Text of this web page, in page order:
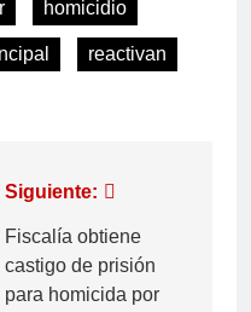
homicidio
reactivan
Siguiente:
Fiscalía obtiene
castigo de prisión
para homicida por